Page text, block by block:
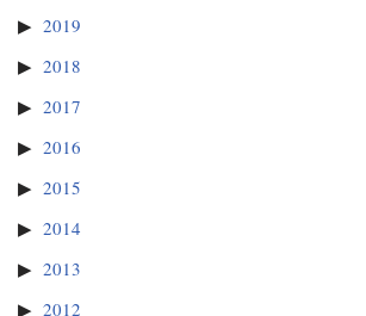
2019
2018
2017
2016
2015
2014
2013
2012